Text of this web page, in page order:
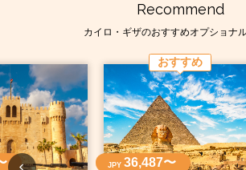
Recommend
カイロ・ギザのおすすめオプショナ
おすすめ
JPY 36,487〜